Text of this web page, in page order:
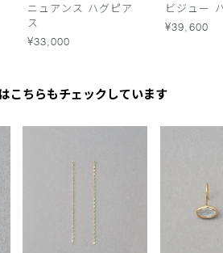
ニュアンス ハグピア
ス
¥33,000
ビジュー
¥39,600
こちらもチェックしています